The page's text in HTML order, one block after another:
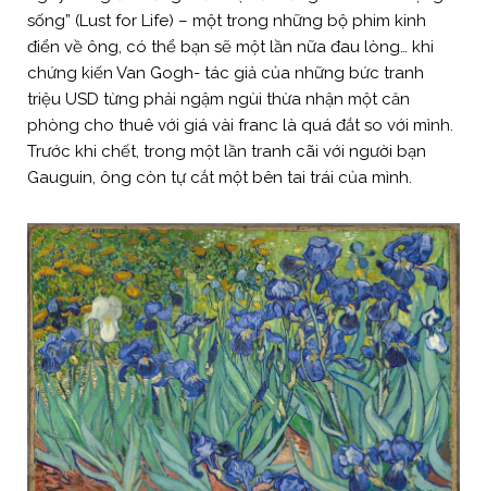
sống” (Lust for Life) – một trong những bộ phim kinh
điển về ông, có thể bạn sẽ một lần nữa đau lòng… khi
chứng kiến Van Gogh- tác giả của những bức tranh
triệu USD từng phải ngậm ngùi thừa nhận một căn
phòng cho thuê với giá vài franc là quá đắt so với mình.
Trước khi chết, trong một lần tranh cãi với người bạn
Gauguin, ông còn tự cắt một bên tai trái của mình.